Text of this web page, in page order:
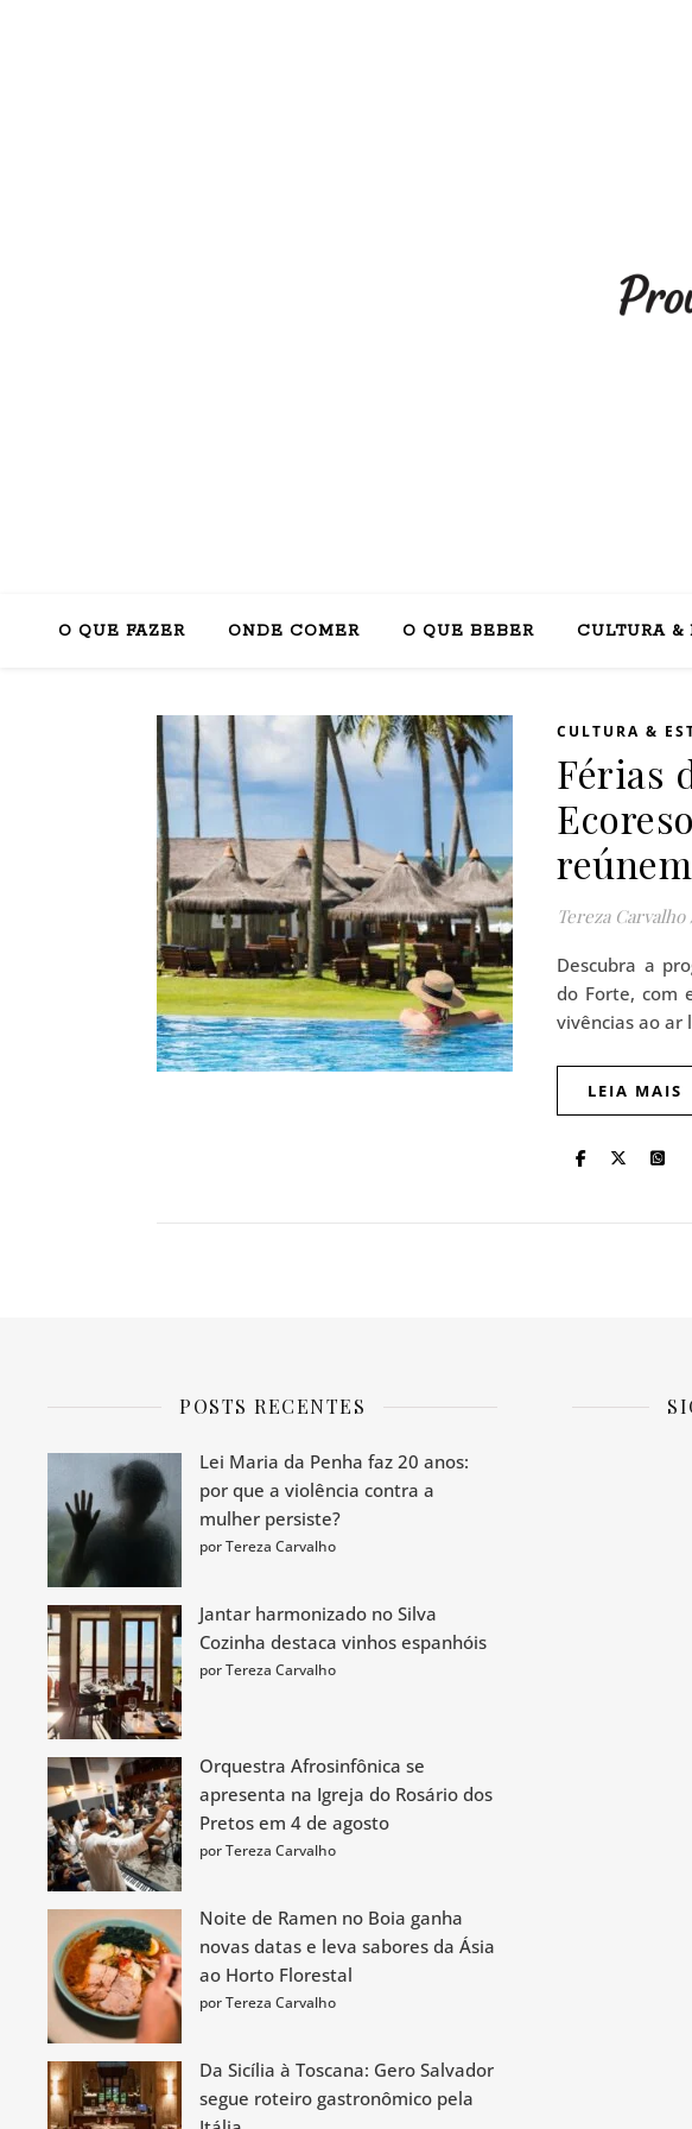
O QUE FAZER ONDE COMER O QUE BEBER CULTURA &
CULTURA &
Férias
Tereza Carvalho
Descubra a
do Forte, com
vivências ao ar
LEIA MAIS
POSTS RECENTES
Lei Maria da Penha faz 20 anos:
por que a violência contra a
mulher persiste?
por Tereza Carvalho
Jantar harmonizado no Silva
Cozinha destaca vinhos espanhóis
por Tereza Carvalho
Orquestra Afrosinfônica se
apresenta na Igreja do Rosário dos
Pretos em 4 de agosto
por Tereza Carvalho
Noite de Ramen no Boia ganha
novas datas e leva sabores da Ásia
ao Horto Florestal
por Tereza Carvalho
Da Sicília à Toscana: Gero Salvador
segue roteiro gastronômico pela